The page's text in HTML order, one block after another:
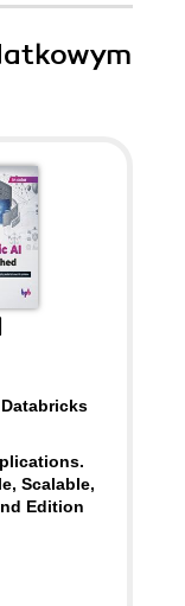
Scalable,
Edition